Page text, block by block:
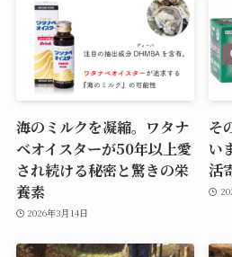
海のミルクを凝縮。ワタナ
ベオイスターが50年以上愛
され続ける秘密と驚きの栄
養素
2026年3月14日
そ
い
活